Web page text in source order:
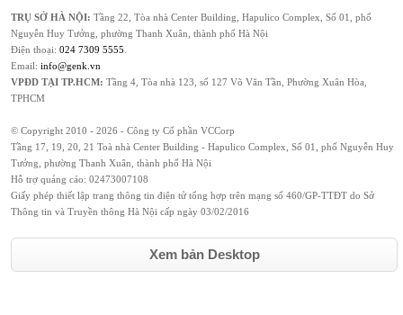
TRỤ SỞ HÀ NỘI: Tầng 22, Tòa nhà Center Building, Hapulico Complex, Số 01, phố
Nguyễn Huy Tưởng, phường Thanh Xuân, thành phố Hà Nội
Điện thoại: 024 7309 5555
Email: info@genk.vn
VPĐD TẠI TP.HCM: Tầng 4, Tòa nhà 123, số 127 Võ Văn Tần, Phường Xuân Hòa,
TPHCM
© Copyright 2010 - 2026 - Công ty Cổ phần VCCorp
Tầng 17, 19, 20, 21 Toà nhà Center Building - Hapulico Complex, Số 01, phố Nguyễn Huy
Tưởng, phường Thanh Xuân, thành phố Hà Nội
Hỗ trợ quảng cáo: 02473007108
Giấy phép thiết lập trang thông tin điện tử tổng hợp trên mạng số 460/GP-TTĐT do Sở
Thông tin và Truyền thông Hà Nội cấp ngày 03/02/2016
Xem bản Desktop